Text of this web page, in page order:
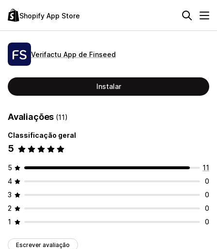
Shopify App Store
Verifactu App de Finseed
Instalar
Avaliações (11)
Classificação geral
5
5
11
4
0
3
0
2
0
1
0
Escrever avaliação